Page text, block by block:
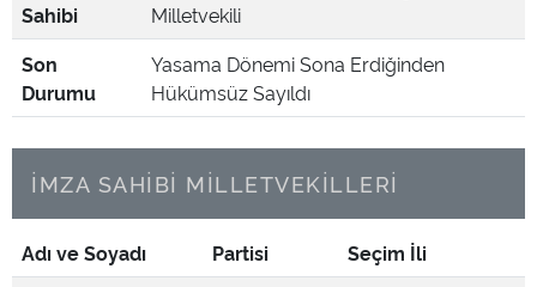
Sahibi
Milletvekili
Son
Durumu
Yasama Dönemi Sona Erdiğinden
Hükümsüz Sayıldı
İMZA SAHİBİ MİLLETVEKİLLERİ
Adı ve Soyadı Partisi
Seçim İli